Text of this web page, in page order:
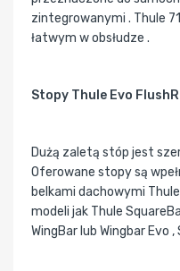
zintegrowanymi . Thule
łatwym w obsłudze .
Stopy Thule Evo
Dużą zaletą stóp jest
Oferowane stopy są
belkami dachowymi
modeli jak Thule
WingBar lub Wingbar Evo ,